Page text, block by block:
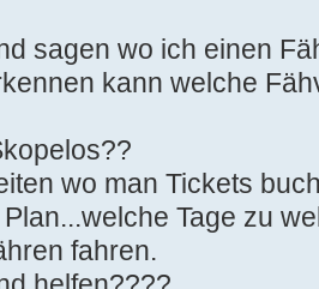
sagen wo ich einen
kann welche
wo man Tickets
Tage zu
fahren.